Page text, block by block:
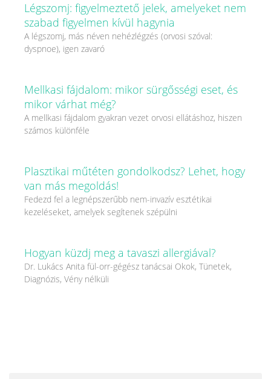
Légszomj: figyelmeztető jelek, amelyeket nem
szabad figyelmen kívül hagynia
A légszomj, más néven nehézlégzés (orvosi szóval:
dyspnoe), igen zavaró
Mellkasi fájdalom: mikor sürgősségi eset, és
mikor várhat még?
A mellkasi fájdalom gyakran vezet orvosi ellátáshoz, hiszen
számos különféle
Plasztikai műtéten gondolkodsz? Lehet, hogy
van más megoldás!
Fedezd fel a legnépszerűbb nem-invazív esztétikai
kezeléseket, amelyek segítenek szépülni
Hogyan küzdj meg a tavaszi allergiával?
Dr. Lukács Anita fül-orr-gégész tanácsai Okok, Tünetek,
Diagnózis, Vény nélküli